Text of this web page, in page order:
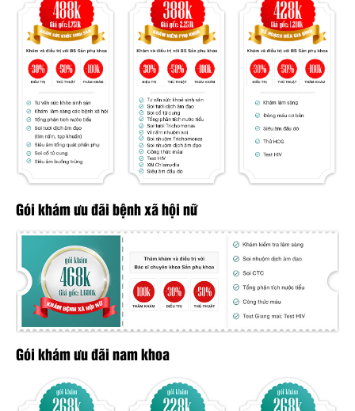
Gói khám ưu đãi bệnh xã hội nữ
Gói khám ưu đãi nam khoa